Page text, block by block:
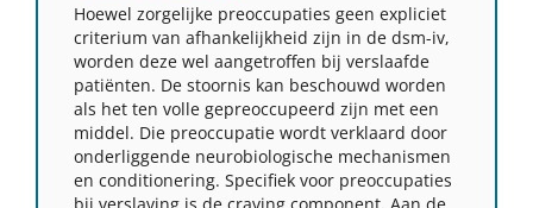
Hoewel zorgelijke preoccupaties geen expliciet
criterium van afhankelijkheid zijn in de dsm-iv,
worden deze wel aangetroffen bij verslaafde
patiënten. De stoornis kan beschouwd worden
als het ten volle gepreoccupeerd zijn met een
middel. Die preoccupatie wordt verklaard door
onderliggende neurobiologische mechanismen
en conditionering. Specifiek voor preoccupaties
bij verslaving is de craving component. Aan de